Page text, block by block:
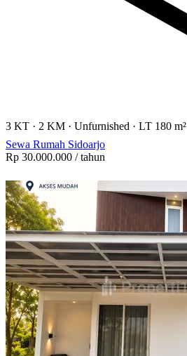
3 KT · 2 KM · Unfurnished · LT 180 m²
Sewa Rumah Sidoarjo
Rp 30.000.000 / tahun